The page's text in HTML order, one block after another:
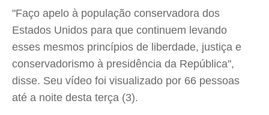
"Faço apelo à população conservadora dos
Estados Unidos para que continuem levando
esses mesmos princípios de liberdade, justiça e
conservadorismo à presidência da República",
disse. Seu vídeo foi visualizado por 66 pessoas
até a noite desta terça (3).